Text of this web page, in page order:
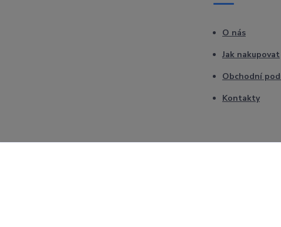
O nás
Jak nakupovat
Obchodní
Kontakty